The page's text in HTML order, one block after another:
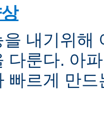
내기위해
다룬다. 아
빠르게 만